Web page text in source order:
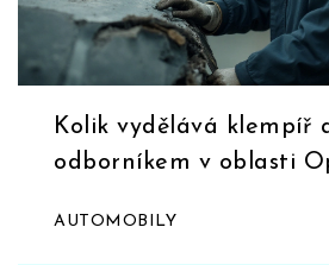
Kolik vydělává klempíř
odborníkem v oblasti
AUTOMOBILY